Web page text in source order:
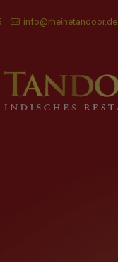
info@rheinetandoor.de